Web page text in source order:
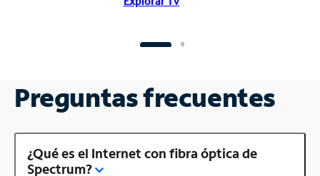
Preguntas frecuentes
¿Qué es el Internet con fibra óptica de
Spectrum?